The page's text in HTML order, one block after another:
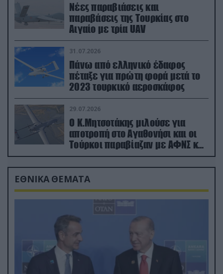
Νέες παραβιάσεις και
παραβάσεις της Τουρκίας στο
Αιγαίο με τρία UAV
31.07.2026
Πάνω από ελληνικό έδαφος
πέταξε για πρώτη φορά μετά το
2023 τουρκικό αεροσκάφος
29.07.2026
Ο Κ.Μητσοτάκης μιλούσε για
αποτροπή στο Αγαθονήσι και οι
Τούρκοι παραβίαζαν με ΑΦΝΣ και
drone
ΕΘΝΙΚΑ ΘΕΜΑΤΑ